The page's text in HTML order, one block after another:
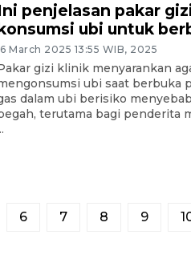
penjelasan pakar
ubi untuk
March 2025 13:55 WIB, 2025
gizi klinik menyarankan
ubi saat berbuka
dalam ubi berisiko
terutama bagi penderita
6 7 8 9
BPJS
perkuat
ANTARA
03 August 2026